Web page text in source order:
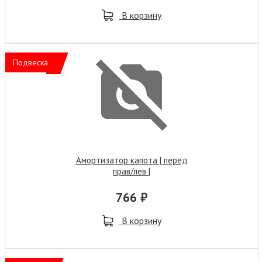
В корзину
Подвеска
Амортизатор капота | перед
прав/лев |
766 ₽
В корзину